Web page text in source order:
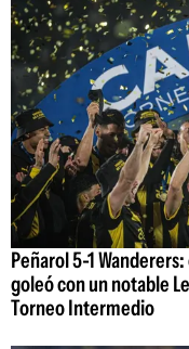
Peñarol 5-1
goleó con un notable
Torneo Intermedio